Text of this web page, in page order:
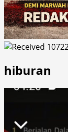
hiburan